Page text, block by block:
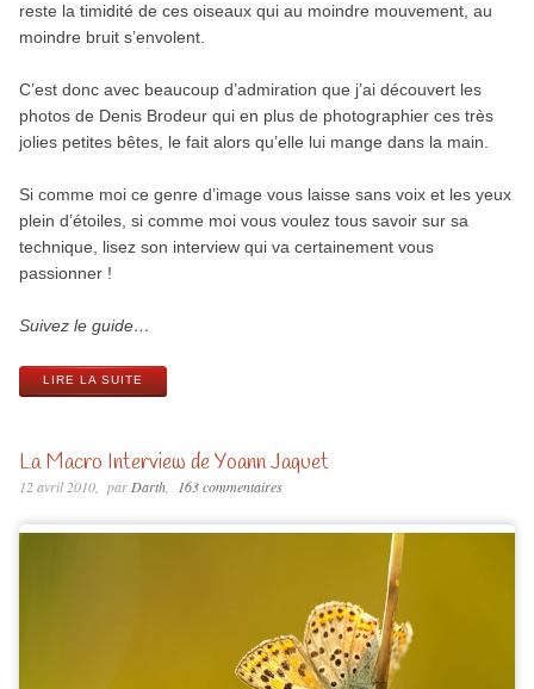
reste la timidité de ces oiseaux qui au moindre mouvement, au
moindre bruit s’envolent.
C’est donc avec beaucoup d’admiration que j’ai découvert les
photos de Denis Brodeur qui en plus de photographier ces très
jolies petites bêtes, le fait alors qu’elle lui mange dans la main.
Si comme moi ce genre d’image vous laisse sans voix et les yeux
plein d’étoiles, si comme moi vous voulez tous savoir sur sa
technique, lisez son interview qui va certainement vous
passionner !
Suivez le guide…
LIRE LA SUITE
La Macro Interview de Yoann Jaquet
12 avril 2010 parDarth 163 commentaires